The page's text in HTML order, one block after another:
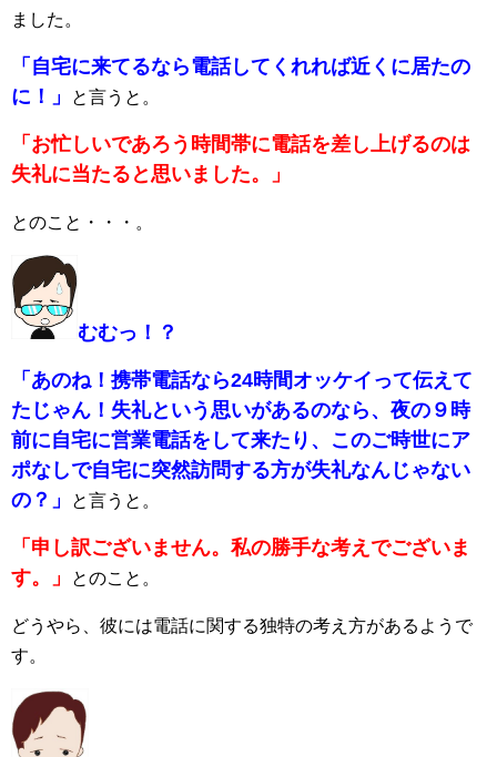
ました。
「自宅に来てるなら電話してくれれば近くに居たの
に！」
と言うと。
「お忙しいであろう時間帯に電話を差し上げるのは
失礼に当たると思いました。」
とのこと・・・。
むむっ！？
「あのね！携帯電話なら24時間オッケイって伝えて
たじゃん！失礼という思いがあるのなら、夜の９時
前に自宅に営業電話をして来たり、このご時世にア
ポなしで自宅に突然訪問する方が失礼なんじゃない
の？」
と言うと。
「申し訳ございません。私の勝手な考えでございま
す。」
とのこと。
どうやら、彼には電話に関する独特の考え方があるようで
す。